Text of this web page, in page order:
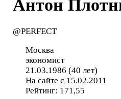
Антон
@PERFECT
Москва
экономист
21.03.1986 (40 лет)
На сайте с 15.02.2011
Рейтинг: 171,55